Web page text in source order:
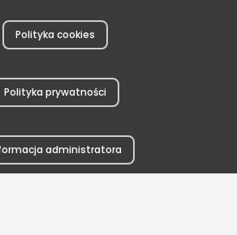
Polityka cookies
Polityka prywatności
administratora